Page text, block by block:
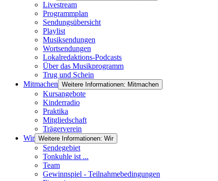
Livestream
Programmplan
Sendungsübersicht
Playlist
Musiksendungen
Wortsendungen
Lokalredaktions-Podcasts
Über das Musikprogramm
Trug und Schein
Mitmachen Weitere Informationen: Mitmachen
Kursangebote
Kinderradio
Praktika
Mitgliedschaft
Trägerverein
Wir Weitere Informationen: Wir
Sendegebiet
Tonkuhle ist ...
Team
Gewinnspiel - Teilnahmebedingungen